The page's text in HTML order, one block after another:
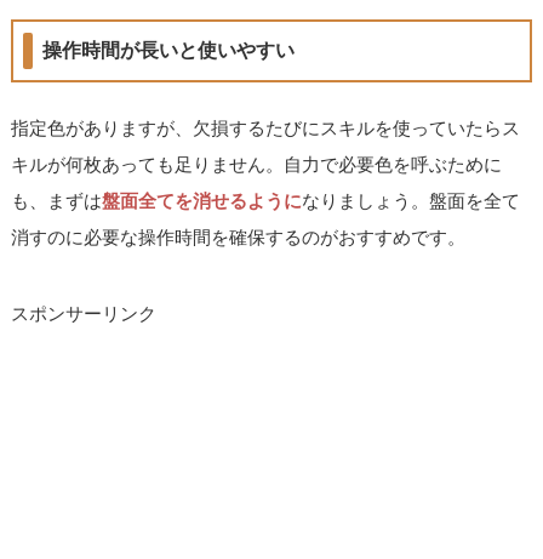
操作時間が長いと使いやすい
指定色がありますが、欠損するたびにスキルを使っていたらス
キルが何枚あっても足りません。自力で必要色を呼ぶために
も、まずは盤面全てを消せるようになりましょう。盤面を全て
消すのに必要な操作時間を確保するのがおすすめです。
スポンサーリンク